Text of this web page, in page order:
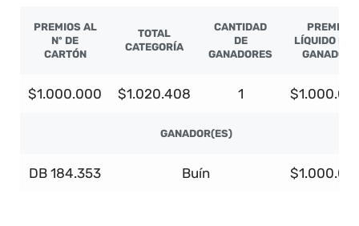
PREMIOS AL
Nº DE
CARTÓN
TOTAL
CATEGORÍA
CANTIDAD
DE
GANADORES
PREMIO
LÍQUIDO POR
GANADOR
$1.000.000 $1.020.408 1
GANADOR(ES)
DB 184.353 Buín